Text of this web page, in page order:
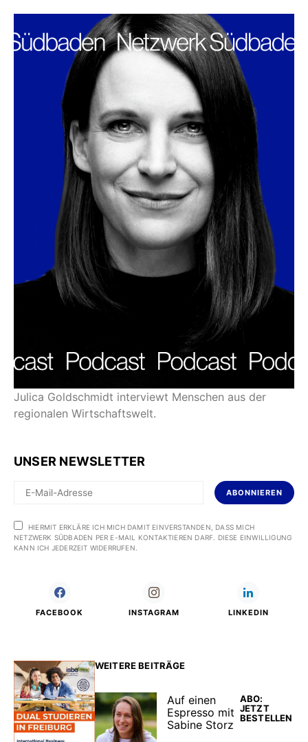
Julica Goldschmidt interviewt Menschen aus der
regionalen Wirtschaftswelt.
UNSER NEWSLETTER
ABONNIEREN
HIERMIT ERKLÄRE ICH MICH DAMIT EINVERSTANDEN, DASS MICH
NETZWERK SÜDBADEN PER E-MAIL KONTAKTIEREN DARF. DIESE EINWILLIGUNG
KANN ICH JEDERZEIT WIDERRUFEN.
FACEBOOK INSTAGRAM LINKEDIN
WEITERE BEITRÄGE
Auf einen
Espresso mit
Sabine Storz
ABO:
JETZT
BESTELLEN